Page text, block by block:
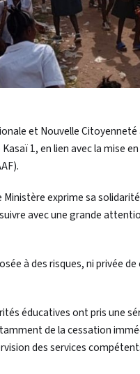
et Nouvelle
1, en lien avec la mise
exprime sa
avec une grande
à des risques, ni privée
éducatives ont pris une
de la cessation
des services